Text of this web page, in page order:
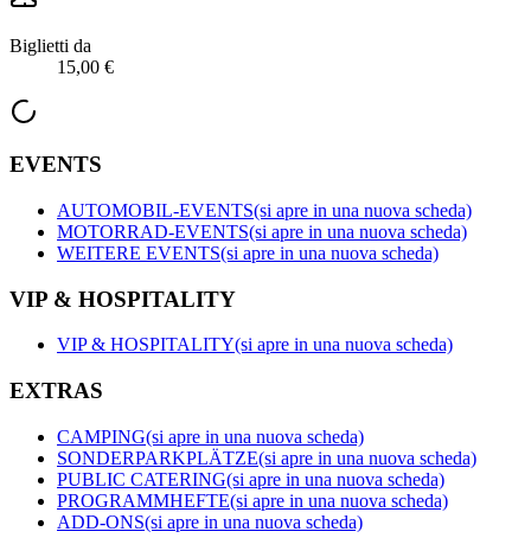
Biglietti da
15,00 €
EVENTS
AUTOMOBIL-EVENTS(si apre in una nuova scheda)
MOTORRAD-EVENTS(si apre in una nuova scheda)
WEITERE EVENTS(si apre in una nuova scheda)
VIP & HOSPITALITY
VIP & HOSPITALITY(si apre in una nuova scheda)
EXTRAS
CAMPING(si apre in una nuova scheda)
SONDERPARKPLÄTZE(si apre in una nuova scheda)
PUBLIC CATERING(si apre in una nuova scheda)
PROGRAMMHEFTE(si apre in una nuova scheda)
ADD-ONS(si apre in una nuova scheda)